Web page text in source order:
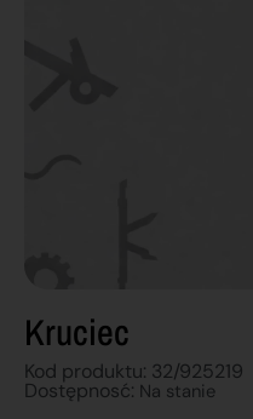
Kruciec
Kod produktu: 32/925219
Dostępnosć: Na stanie